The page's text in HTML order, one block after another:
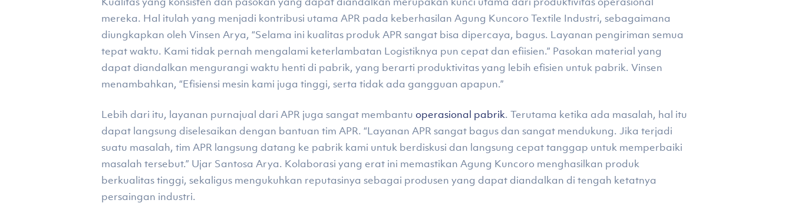
mereka. Hal itulah yang menjadi kontribusi utama APR pada keberhasilan Agung Kuncoro Textile Industri, sebagaimana
diungkapkan oleh Vinsen Arya, “Selama ini kualitas produk APR sangat bisa dipercaya, bagus. Layanan pengiriman semua
tepat waktu. Kami tidak pernah mengalami keterlambatan Logistiknya pun cepat dan efiisien.” Pasokan material yang
dapat diandalkan mengurangi waktu henti di pabrik, yang berarti produktivitas yang lebih efisien untuk pabrik. Vinsen
menambahkan, “Efisiensi mesin kami juga tinggi, serta tidak ada gangguan apapun.”
Lebih dari itu, layanan purnajual dari APR juga sangat membantu operasional pabrik. Terutama ketika ada masalah, hal itu
dapat langsung diselesaikan dengan bantuan tim APR. “Layanan APR sangat bagus dan sangat mendukung. Jika terjadi
suatu masalah, tim APR langsung datang ke pabrik kami untuk berdiskusi dan langsung cepat tanggap untuk memperbaiki
masalah tersebut.” Ujar Santosa Arya. Kolaborasi yang erat ini memastikan Agung Kuncoro menghasilkan produk
berkualitas tinggi, sekaligus mengukuhkan reputasinya sebagai produsen yang dapat diandalkan di tengah ketatnya
persaingan industri.